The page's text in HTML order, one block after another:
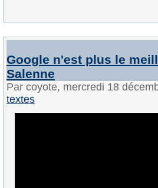
Google n'est plus le
Salenne
Par coyote, mercredi 18
textes